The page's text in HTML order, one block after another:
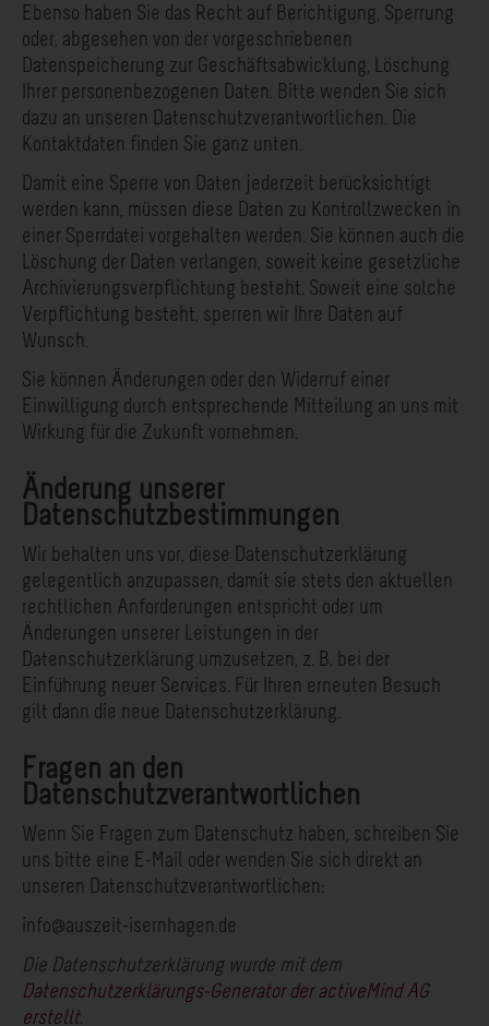
Ebenso haben Sie das Recht auf Berichtigung, Sperrung
oder, abgesehen von der vorgeschriebenen
Datenspeicherung zur Geschäftsabwicklung, Löschung
Ihrer personenbezogenen Daten. Bitte wenden Sie sich
dazu an unseren Datenschutzverantwortlichen. Die
Kontaktdaten finden Sie ganz unten.
Damit eine Sperre von Daten jederzeit berücksichtigt
werden kann, müssen diese Daten zu Kontrollzwecken in
einer Sperrdatei vorgehalten werden. Sie können auch die
Löschung der Daten verlangen, soweit keine gesetzliche
Archivierungsverpflichtung besteht. Soweit eine solche
Verpflichtung besteht, sperren wir Ihre Daten auf
Wunsch.
Sie können Änderungen oder den Widerruf einer
Einwilligung durch entsprechende Mitteilung an uns mit
Wirkung für die Zukunft vornehmen.
Änderung unserer
Datenschutzbestimmungen
Wir behalten uns vor, diese Datenschutzerklärung
gelegentlich anzupassen, damit sie stets den aktuellen
rechtlichen Anforderungen entspricht oder um
Änderungen unserer Leistungen in der
Datenschutzerklärung umzusetzen, z. B. bei der
Einführung neuer Services. Für Ihren erneuten Besuch
gilt dann die neue Datenschutzerklärung.
Fragen an den
Datenschutzverantwortlichen
Wenn Sie Fragen zum Datenschutz haben, schreiben Sie
uns bitte eine E-Mail oder wenden Sie sich direkt an
unseren Datenschutzverantwortlichen:
info@auszeit-isernhagen.de
Die Datenschutzerklärung wurde mit dem
Datenschutzerklärungs-Generator der activeMind AG
erstellt.